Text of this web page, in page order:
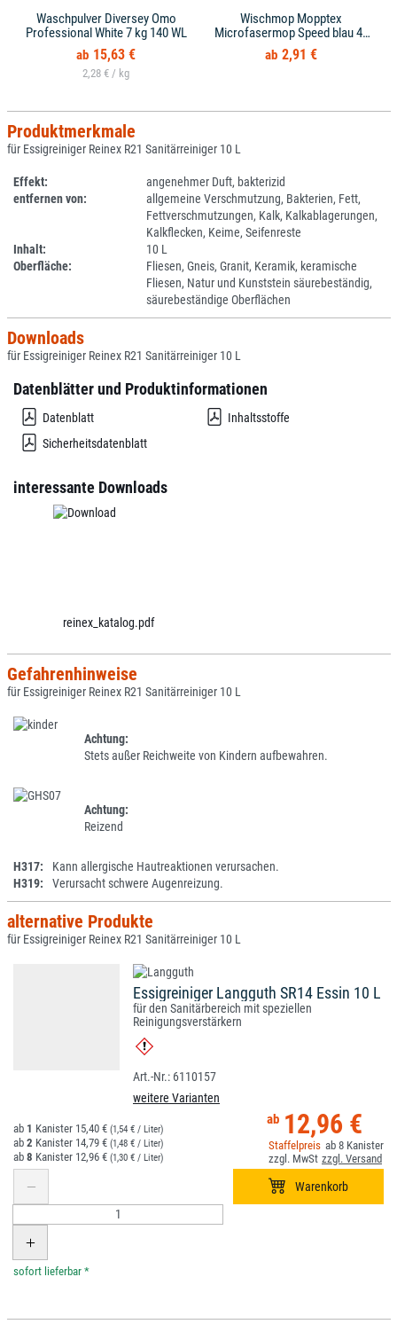
Waschpulver Diversey Omo
Professional White 7 kg 140 WL
15,63 €
2,28 € /
Wischmop Mopptex
Microfasermop Speed blau 40
cm
2,91 €
Produktmerkmale
für Essigreiniger Reinex R21 Sanitärreiniger 10 L
Effekt:
angenehmer Duft, bakterizid
entfernen von:
allgemeine Verschmutzung, Bakterien, Fett,
Fettverschmutzungen, Kalk, Kalkablagerungen,
Kalkflecken, Keime, Seifenreste
Inhalt:
10 L
Oberfläche:
Fliesen, Gneis, Granit, Keramik, keramische
Fliesen, Natur und Kunststein säurebeständig,
säurebeständige Oberflächen
Downloads
für Essigreiniger Reinex R21 Sanitärreiniger 10 L
Datenblätter und Produktinformationen
Datenblatt
Inhaltsstoffe
Sicherheitsdatenblatt
interessante Downloads
reinex_katalog.pdf
Gefahrenhinweise
für Essigreiniger Reinex R21 Sanitärreiniger 10 L
Achtung:
Stets außer Reichweite von Kindern aufbewahren.
Achtung:
Reizend
H317:
Kann allergische Hautreaktionen verursachen.
H319:
Verursacht schwere Augenreizung.
alternative Produkte
für Essigreiniger Reinex R21 Sanitärreiniger 10 L
Essigreiniger Langguth SR14 Essin 10 L
für den Sanitärbereich mit speziellen
Reinigungsverstärkern
6110157
weitere Varianten
12,96 €
8
1 15,40 € (1,54 € / Liter)
2 14,79 € (1,48 € / Liter)
8 12,96 € (1,30 € / Liter)
*